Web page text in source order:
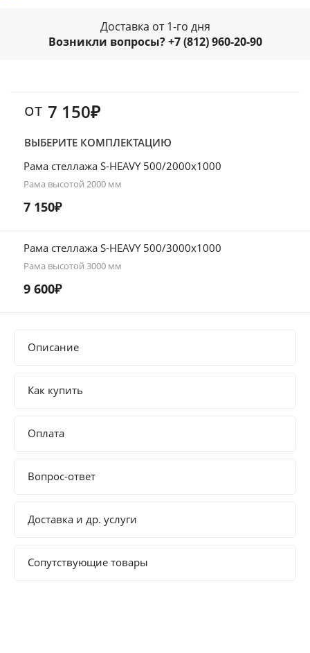
Доставка от 1-го дня
Возникли вопросы? +7 (812) 960-20-90
от 7 150₽
ВЫБЕРИТЕ КОМПЛЕКТАЦИЮ
Рама стеллажа S-HEAVY 500/2000х1000
Рама высотой 2000 мм
7 150₽
Рама стеллажа S-HEAVY 500/3000х1000
Рама высотой 3000 мм
9 600₽
Описание
Как купить
Оплата
Вопрос-ответ
Доставка и др. услуги
Сопутствующие товары